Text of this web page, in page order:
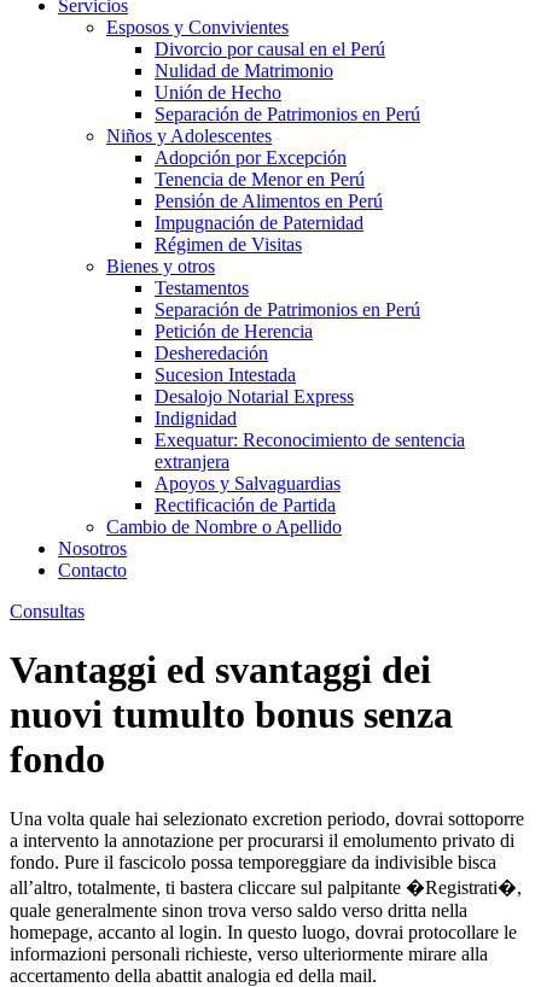
Servicios
Esposos y Convivientes
Divorcio por causal en el Perú
Nulidad de Matrimonio
Unión de Hecho
Separación de Patrimonios en Perú
Niños y Adolescentes
Adopción por Excepción
Tenencia de Menor en Perú
Pensión de Alimentos en Perú
Impugnación de Paternidad
Régimen de Visitas
Bienes y otros
Testamentos
Separación de Patrimonios en Perú
Petición de Herencia
Desheredación
Sucesion Intestada
Desalojo Notarial Express
Indignidad
Exequatur: Reconocimiento de sentencia
extranjera
Apoyos y Salvaguardias
Rectificación de Partida
Cambio de Nombre o Apellido
Nosotros
Contacto
Consultas
Vantaggi ed svantaggi dei
nuovi tumulto bonus senza
fondo
Una volta quale hai selezionato excretion periodo, dovrai sottoporre
a intervento la annotazione per procurarsi il emolumento privato di
fondo. Pure il fascicolo possa temporeggiare da indivisible bisca
all’altro, totalmente, ti bastera cliccare sul palpitante �Registrati�,
quale generalmente sinon trova verso saldo verso dritta nella
homepage, accanto al login. In questo luogo, dovrai protocollare le
informazioni personali richieste, verso ulteriormente mirare alla
accertamento della abattit analogia ed della mail.